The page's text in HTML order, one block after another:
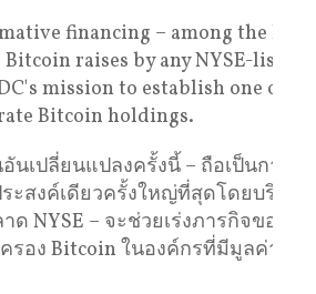
นเปลี่ยนแปลงครั้งนี้ – ถือเป็นการร
ะสงค์เดียวครั้งใหญ่ที่สุดโดยบริษัท
ด NYSE – จะช่วยเร่งภารกิจของ
รอง Bitcoin ในองค์กรที่มีมูลค่าสูง